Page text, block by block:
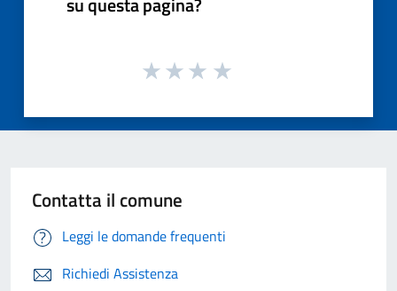
Contatta il comune
Leggi le domande frequenti
Richiedi Assistenza